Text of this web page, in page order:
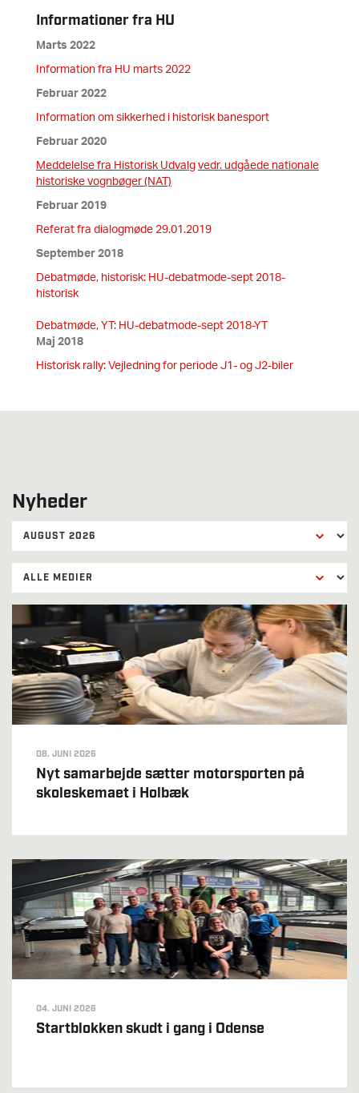
Informationer fra HU
Marts 2022
Information fra HU marts 2022
Februar 2022
Information om sikkerhed i historisk banesport
Februar 2020
Meddelelse fra Historisk Udvalgvedr. udgåede nationale
historiske vognbøger (NAT)
Februar 2019
Referat fra dialogmøde 29.01.2019
September 2018
Debatmøde, historisk: HU-debatmode-sept 2018-
historisk
Debatmøde, YT: HU-debatmode-sept 2018-YT
Maj 2018
Historisk rally: Vejledning for periode J1- og J2-biler
Nyheder
08. JUNI 2026
Nyt samarbejde sætter motorsporten på
skoleskemaet i Holbæk
04. JUNI 2026
Startblokken skudt i gang i Odense